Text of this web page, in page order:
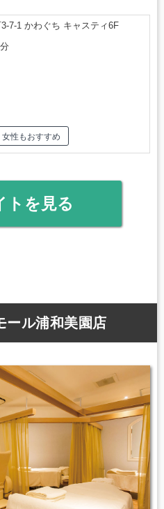
7-1 かわぐち キャスティ6F
女性もおすすめ
トを見る
ール浦和美園店